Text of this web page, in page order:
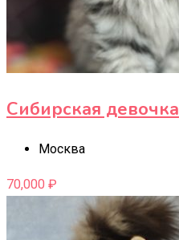
Сибирская девочка
Москва
70,000 ₽